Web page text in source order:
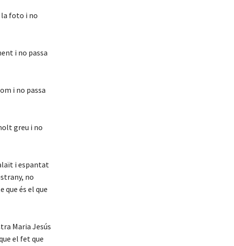
la foto i no
i no passa
i no passa
greu i no
i espantat
no
que és el que
Maria Jesús
el fet que